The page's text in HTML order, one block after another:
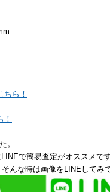
ら！
！
。
で簡易査定がオススメで
んな時は画像をLINEしてみ